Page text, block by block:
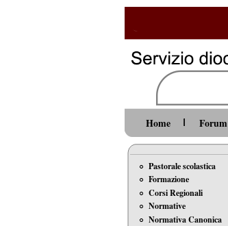
Home Forum
Pastorale scolastica
Formazione
Corsi Regionali
Normative
Normativa Canonica